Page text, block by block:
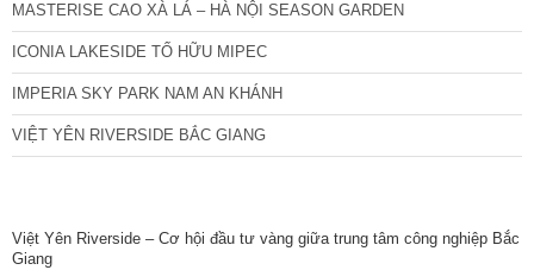
MASTERISE CAO XÀ LÁ – HÀ NỘI SEASON GARDEN
ICONIA LAKESIDE TỐ HỮU MIPEC
IMPERIA SKY PARK NAM AN KHÁNH
VIỆT YÊN RIVERSIDE BẮC GIANG
Việt Yên Riverside – Cơ hội đầu tư vàng giữa trung tâm công nghiệp Bắc
Giang